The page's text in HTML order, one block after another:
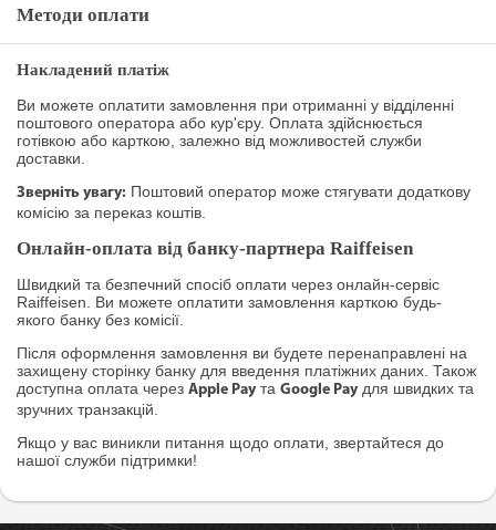
Методи оплати
Накладений платіж
Ви можете оплатити замовлення при отриманні у відділенні
поштового оператора або кур'єру. Оплата здійснюється
готівкою або карткою, залежно від можливостей служби
доставки.
Зверніть увагу: Поштовий оператор може стягувати додаткову
комісію за переказ коштів.
Онлайн-оплата від банку-партнера Raiffeisen
Швидкий та безпечний спосіб оплати через онлайн-сервіс
Raiffeisen. Ви можете оплатити замовлення карткою будь-
якого банку без комісії.
Після оформлення замовлення ви будете перенаправлені на
захищену сторінку банку для введення платіжних даних. Також
доступна оплата через Apple Pay та Google Pay для швидких та
зручних транзакцій.
Якщо у вас виникли питання щодо оплати, звертайтеся до
нашої служби підтримки!